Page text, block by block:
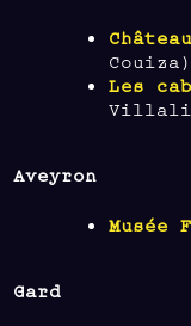
Couiza)
Les
Aveyron
Musée
Gard